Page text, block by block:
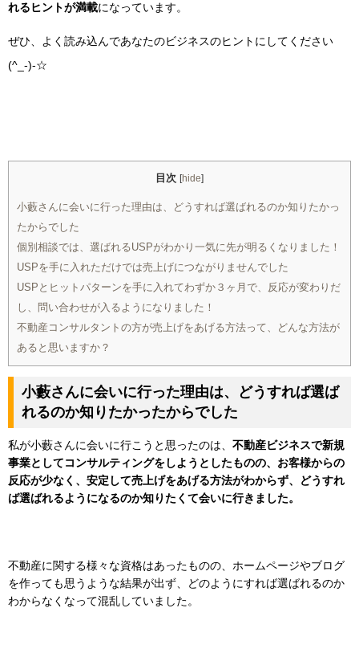
れるヒントが満載になっています。
ぜひ、よく読み込んであなたのビジネスのヒントにしてください
(^_-)-☆
目次 [hide]
小藪さんに会いに行った理由は、どうすれば選ばれるのか知りたかっ
たからでした
個別相談では、選ばれるUSPがわかり一気に先が明るくなりました！
USPを手に入れただけでは売上げにつながりませんでした
USPとヒットパターンを手に入れてわずか３ヶ月で、反応が変わりだ
し、問い合わせが入るようになりました！
不動産コンサルタントの方が売上げをあげる方法って、どんな方法が
あると思いますか？
小藪さんに会いに行った理由は、どうすれば選ば
れるのか知りたかったからでした
私が小藪さんに会いに行こうと思ったのは、 不動産ビジネスで新規
事業としてコンサルティングをしようとしたものの、お客様からの
反応が少なく、安定して売上げをあげる方法がわからず、どうすれ
ば選ばれるようになるのか知りたくて会いに行きました。
不動産に関する様々な資格はあったものの、ホームページやブログ
を作っても思うような結果が出ず、どのようにすれば選ばれるのか
わからなくなって混乱していました。